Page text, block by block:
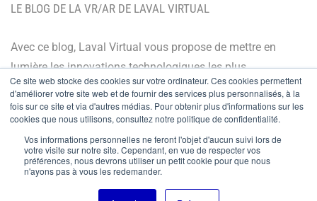
Ce site web stocke des cookies sur votre ordinateur. Ces cookies permettent
d'améliorer votre site web et de fournir des services plus personnalisés, à la
fois sur ce site et via d'autres médias. Pour obtenir plus d'informations sur les
cookies que nous utilisons, consultez notre politique de confidentialité.
Vos informations personnelles ne feront l'objet d'aucun suivi lors de
votre visite sur notre site. Cependant, en vue de respecter vos
préférences, nous devrons utiliser un petit cookie pour que nous
n'ayons pas à vous les redemander.
LE BLOG DE LA VR/AR DE LAVAL VIRTUAL
Avec ce blog, Laval Virtual vous propose de mettre en
lumière les innovations technologiques les plus
récentes et les dernières tendances. Orienté BtoB, le
blog de Laval Virtual s’adresse à tous ceux qui désirent
mieux comprendre et mieux maîtriser les technologies
immersives, les intégrer à leur chaîne de valeur ou
encore anticiper leurs évolutions.